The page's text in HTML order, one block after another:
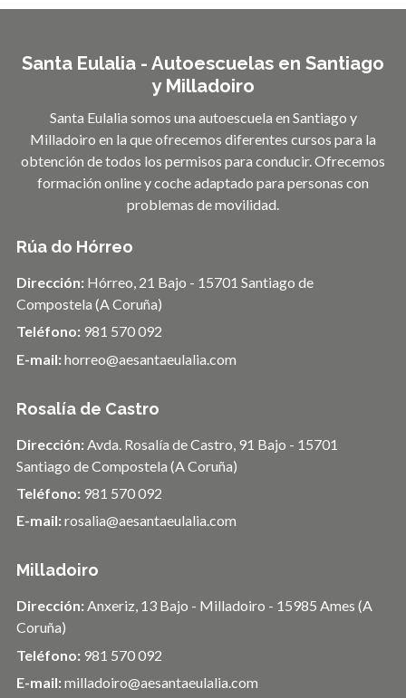
Santa Eulalia - Autoescuelas en Santiago
y Milladoiro
Santa Eulalia somos una autoescuela en Santiago y
Milladoiro en la que ofrecemos diferentes cursos para la
obtención de todos los permisos para conducir. Ofrecemos
formación online y coche adaptado para personas con
problemas de movilidad.
Rúa do Hórreo
Dirección: Hórreo, 21 Bajo - 15701 Santiago de
Compostela (A Coruña)
Teléfono: 981 570 092
E-mail:horreo@aesantaeulalia.com
Rosalía de Castro
Dirección: Avda. Rosalía de Castro, 91 Bajo - 15701
Santiago de Compostela (A Coruña)
Teléfono: 981 570 092
E-mail:rosalia@aesantaeulalia.com
Milladoiro
Dirección:Anxeriz, 13 Bajo - Milladoiro - 15985 Ames (A
Coruña)
Teléfono: 981 570 092
E-mail:milladoiro@aesantaeulalia.com